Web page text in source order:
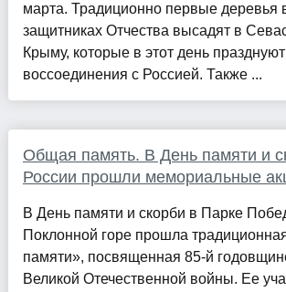
марта. Традиционно первые деревья
защитниках Отчества высадят в
Крыму, которые в этот день
воссоединения с Россией. Также ...
Общая память. В День памяти и
России прошли мемориальные
В День памяти и скорби в Парке
Поклонной горе прошла
памяти», посвященная 85-й
Великой Отечественной войны. Ее